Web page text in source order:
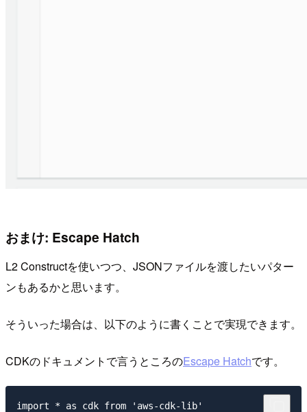
おまけ: Escape Hatch
L2 Constructを使いつつ、JSONファイルを渡したいパター
ンもあるかと思います。
そういった場合は、以下のように書くことで実現できます。
CDKのドキュメントで言うところのEscape Hatchです。
import * as cdk from 'aws-cdk-lib'